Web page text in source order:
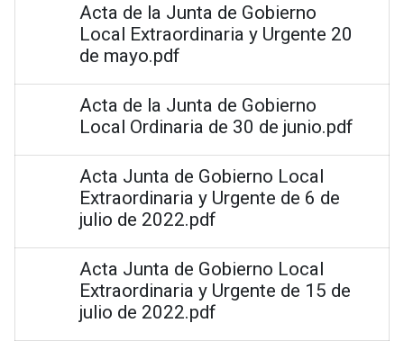
Acta de la Junta de Gobierno
Local Extraordinaria y Urgente 20
de mayo.pdf
Acta de la Junta de Gobierno
Local Ordinaria de 30 de junio.pdf
Acta Junta de Gobierno Local
Extraordinaria y Urgente de 6 de
julio de 2022.pdf
Acta Junta de Gobierno Local
Extraordinaria y Urgente de 15 de
julio de 2022.pdf